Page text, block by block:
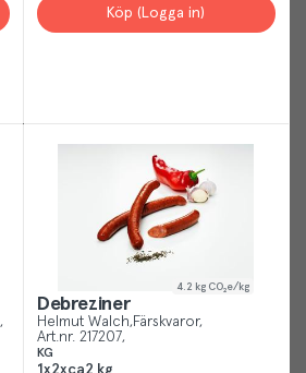
Köp (Logga in)
4.2 kg CO₂e/kg
Debreziner
Helmut Walch Färskvaror
Art.nr. 217207
KG